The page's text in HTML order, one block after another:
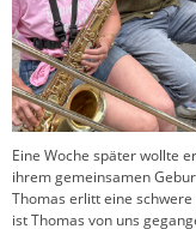
Eine Woche später wollte
ihrem gemeinsamen
Thomas erlitt eine schwere
ist Thomas von uns